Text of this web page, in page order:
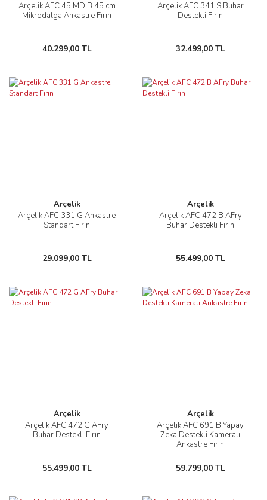
Arçelik AFC 45 MD B 45 cm
Mikrodalga Ankastre Fırın
40.299,00 TL
Arçelik AFC 341 S Buhar
Destekli Fırın
32.499,00 TL
Arçelik
Arçelik AFC 331 G Ankastre
Standart Fırın
29.099,00 TL
Arçelik
Arçelik AFC 472 B AFry
Buhar Destekli Fırın
55.499,00 TL
Arçelik
Arçelik AFC 472 G AFry
Buhar Destekli Fırın
55.499,00 TL
Arçelik
Arçelik AFC 691 B Yapay
Zeka Destekli Kameralı
Ankastre Fırın
59.799,00 TL